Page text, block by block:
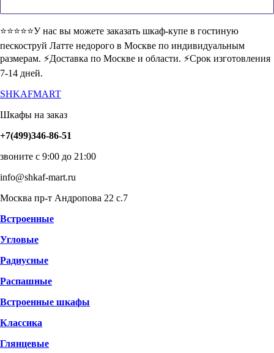
⭐️⭐️⭐️⭐️⭐️У нас вы можете заказать шкаф-купе в гостиную
пескоструй Латте недорого в Москве по индивидуальным
размерам. ⚡️Доставка по Москве и области. ⚡️Срок изготовления
7-14 дней.
SHKAFMART
Шкафы на заказ
+7(499)346-86-51
звоните с 9:00 до 21:00
info@shkaf-mart.ru
Москва пр-т Андропова 22 с.7
Встроенные
Угловые
Радиусные
Распашные
Встроенные шкафы
Классика
Глянцевые